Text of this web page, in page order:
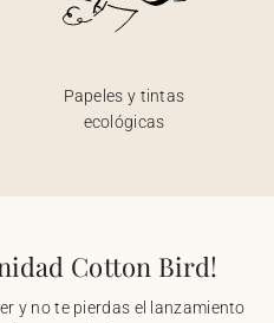
Papeles y tintas
ecológicas
Cotton Bird!
y no te pierdas el lanzamiento